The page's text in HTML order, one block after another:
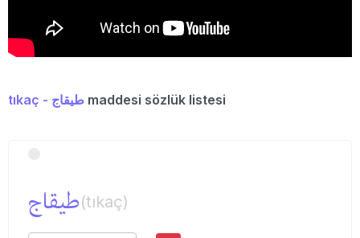
tıkaç - طیقاج maddesi sözlük listesi
طیقاج(tıkaç)